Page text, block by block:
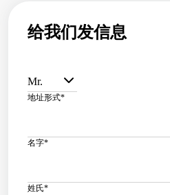
给我们发信息
Mr.
地址形式*
名字*
姓氏*